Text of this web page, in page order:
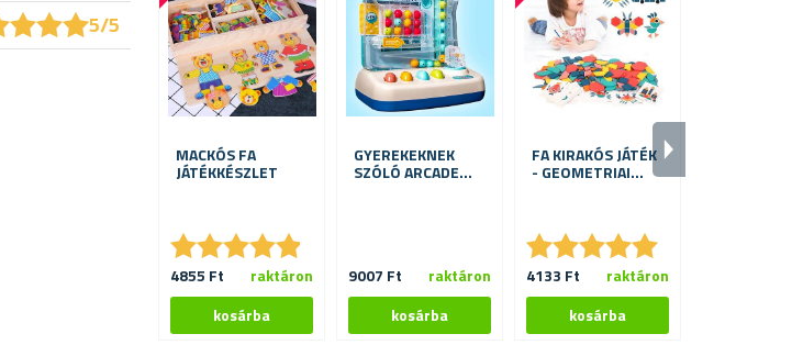
MACKÓS FA
JÁTÉKKÉSZLET
★★★★★
★★★★★
4855 Ft raktáron
GYEREKEKNEK
SZÓLÓ ARCADE
9007 Ft raktáron
FA KIRAKÓS JÁTÉK
- GEOMETRIAI
★★★★★
★★★★★
4133 Ft raktáron
★★★
★★★5/5